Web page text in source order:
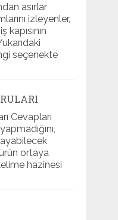
asırlar
izleyenler,
seçenekte
Cevapları
ortaya
hazinesi